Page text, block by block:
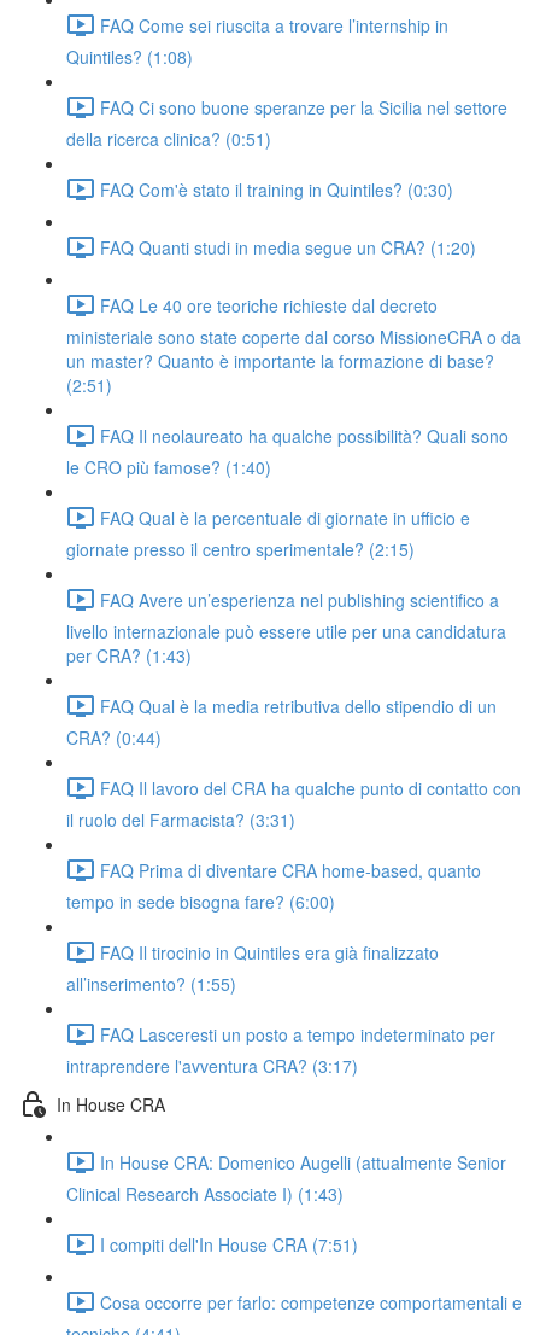
FAQ Come sei riuscita a trovare l’internship in
Quintiles? (1:08)
FAQ Ci sono buone speranze per la Sicilia nel settore
della ricerca clinica? (0:51)
FAQ Com'è stato il training in Quintiles? (0:30)
FAQ Quanti studi in media segue un CRA? (1:20)
FAQ Le 40 ore teoriche richieste dal decreto
ministeriale sono state coperte dal corso MissioneCRA o da
un master? Quanto è importante la formazione di base?
(2:51)
FAQ Il neolaureato ha qualche possibilità? Quali sono
le CRO più famose? (1:40)
FAQ Qual è la percentuale di giornate in ufficio e
giornate presso il centro sperimentale? (2:15)
FAQ Avere un’esperienza nel publishing scientifico a
livello internazionale può essere utile per una candidatura
per CRA? (1:43)
FAQ Qual è la media retributiva dello stipendio di un
CRA? (0:44)
FAQ Il lavoro del CRA ha qualche punto di contatto con
il ruolo del Farmacista? (3:31)
FAQ Prima di diventare CRA home-based, quanto
tempo in sede bisogna fare? (6:00)
FAQ Il tirocinio in Quintiles era già finalizzato
all’inserimento? (1:55)
FAQ Lasceresti un posto a tempo indeterminato per
intraprendere l'avventura CRA? (3:17)
In House CRA
In House CRA: Domenico Augelli (attualmente Senior
Clinical Research Associate I) (1:43)
I compiti dell'In House CRA (7:51)
Cosa occorre per farlo: competenze comportamentali e